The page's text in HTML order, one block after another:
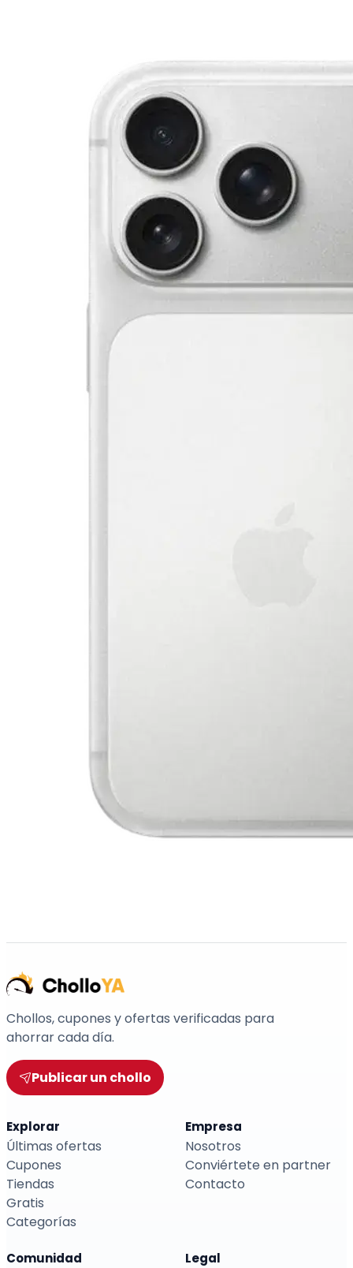
Chollos, cupones y ofertas verificadas para
ahorrar cada día.
Publicar un chollo
Explorar
Últimas ofertas
Cupones
Tiendas
Gratis
Categorías
Empresa
Nosotros
Conviértete en partner
Contacto
Comunidad Legal